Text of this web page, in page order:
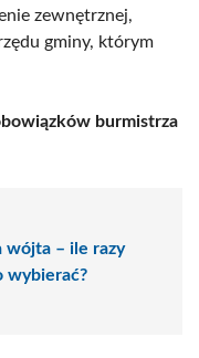
zewnętrznej,
gminy, którym
burmistrza
wójta – ile razy
wybierać?